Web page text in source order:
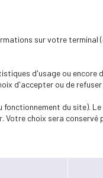
sur votre
d'usage ou
d'accepter ou de
du site).
choix sera conservé